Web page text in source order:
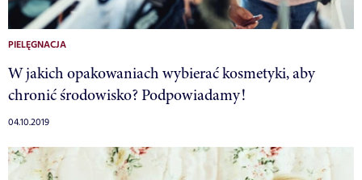
PIELĘGNACJA
W jakich opakowaniach wybierać kosmetyki, aby
chronić środowisko? Podpowiadamy!
04.10.2019